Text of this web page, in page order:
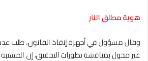
هوية مطلق النار
وقال مسؤول في أجهزة إنفاذ القانون، طلب
غير مخول بمناقشة تطورات التحقيق، إن